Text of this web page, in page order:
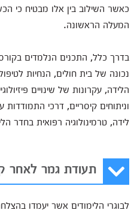
כאשר השילוב בין אלו מבטיח כי
המעלה הראשונה.
בדרך כלל, התכנים הנלמדים
נכונה של בית חולים, הנחיות
הלידה, עקרונות של שינויים
וניתוחים קיסריים, דרכי התמודדות
לידה, טרמינולוגיה רפואית בחדר
תעודת גמר לאחר
לבוגרי הלימודים אשר יעמדו